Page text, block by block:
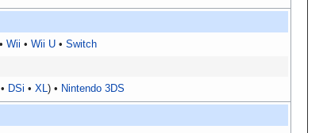
Wii Wii U
Switch
DSi XL Nintendo 3DS